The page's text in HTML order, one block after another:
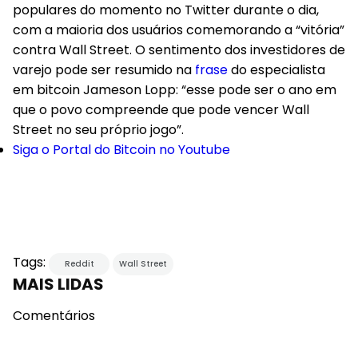
populares do momento no Twitter durante o dia,
com a maioria dos usuários comemorando a “vitória”
contra Wall Street. O sentimento dos investidores de
varejo pode ser resumido na frasedo especialista
em bitcoin Jameson Lopp: “esse pode ser o ano em
que o povo compreende que pode vencer Wall
Street no seu próprio jogo”.
Siga o Portal do Bitcoin no Youtube
Tags: Reddit Wall Street
MAIS LIDAS
Comentários